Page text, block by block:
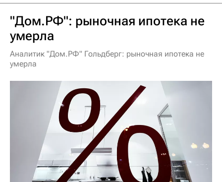
"Дом.РФ": рыночная ипотека не
умерла
Аналитик "Дом.PФ" Гольдберг: рыночная ипотека не
умерла